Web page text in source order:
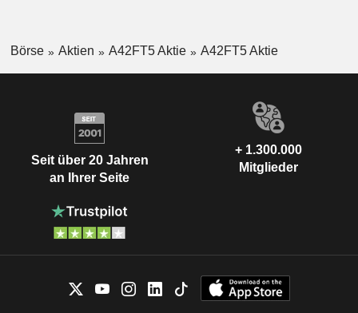
Börse Aktien A42FT5 Aktie A42FT5 Aktie
Seit über 20 Jahren
an Ihrer Seite
+ 1.300.000
Mitglieder